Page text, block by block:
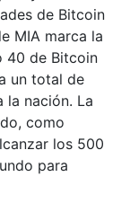
de Bitcoin
MIA marca la
40 de Bitcoin
un total de
la nación. La
como
los 500
para